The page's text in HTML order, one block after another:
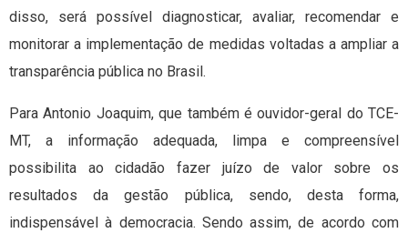
disso, será possível diagnosticar, avaliar, recomendar e
monitorar a implementação de medidas voltadas a ampliar a
transparência pública no Brasil.
Para Antonio Joaquim, que também é ouvidor-geral do TCE-
MT, a informação adequada, limpa e compreensível
possibilita ao cidadão fazer juízo de valor sobre os
resultados da gestão pública, sendo, desta forma,
indispensável à democracia. Sendo assim, de acordo com